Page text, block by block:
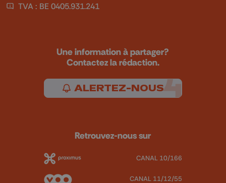
TVA : BE 0405.931.241
Une information à partager?
Contactez la rédaction.
ALERTEZ-NOUS
Retrouvez-nous sur
CANAL 10/166
CANAL 11/12/55